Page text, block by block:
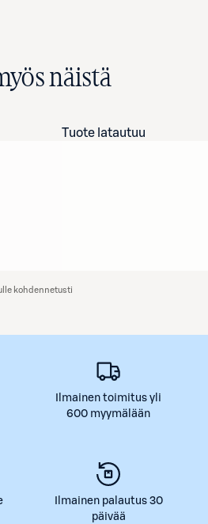
näistä
Tuote latautuu
kohdennetusti
Ilmainen toimitus yli
600 myymälään
Ilmainen palautus 30
päivää